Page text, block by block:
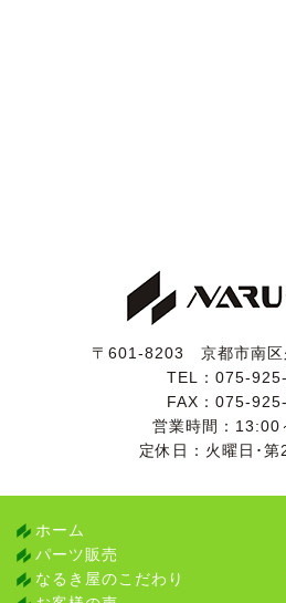
〒601-8203 京都市南区
TEL： 075-
FAX：075-
営業時間：13:00
定休日：火曜日･第
ホーム
パーツ販売
なるき屋のこだわり